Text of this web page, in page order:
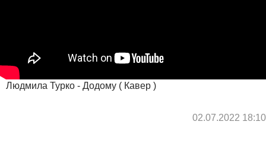
Людмила Турко - Додому ( Кавер )
02.07.2022 18:10